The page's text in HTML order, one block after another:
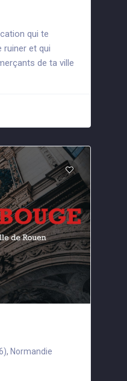
qui te
et qui
de ta ville
, Normandie